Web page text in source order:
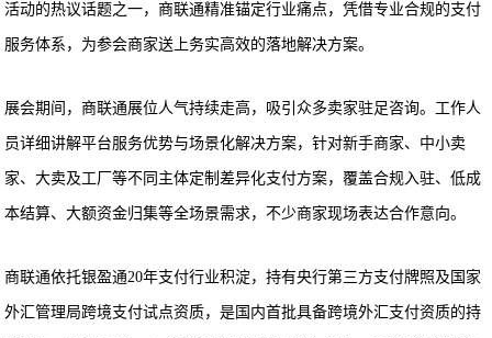
活动的热议话题之一，商联通精准锚定行业痛点，凭借专业合规的支付
服务体系，为参会商家送上务实高效的落地解决方案。
展会期间，商联通展位人气持续走高，吸引众多卖家驻足咨询。工作人
员详细讲解平台服务优势与场景化解决方案，针对新手商家、中小卖
家、大卖及工厂等不同主体定制差异化支付方案，覆盖合规入驻、低成
本结算、大额资金归集等全场景需求，不少商家现场表达合作意向。
商联通依托银盈通20年支付行业积淀，持有央行第三方支付牌照及国家
外汇管理局跨境支付试点资质，是国内首批具备跨境外汇支付资质的持